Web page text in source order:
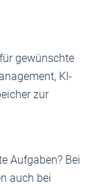
gewünschte
KI-
zur
Aufgaben? Bei
auch bei